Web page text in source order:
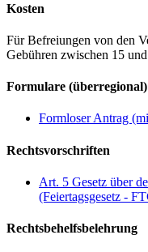
Kosten
Für Befreiungen von den
Gebühren zwischen 15
Formulare (überregional)
Formloser Antrag
Rechtsvorschriften
Art. 5 Gesetz über
(Feiertagsgesetz -
Rechtsbehelfsbelehrung